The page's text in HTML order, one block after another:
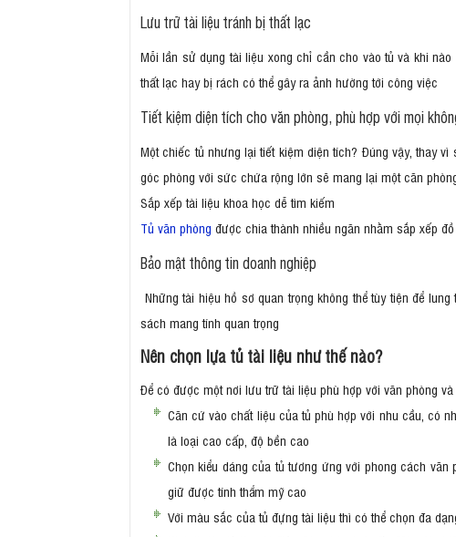
Lưu trữ tài liệu tránh bị thất lạc
Mỗi lần sử dụng tài liệu xong chỉ cần cho vào tủ và khi
thất lạc hay bị rách có thể gây ra ảnh hường tới công việc
Tiết kiệm diện tích cho văn phòng, phù hợp với mọi
Một chiếc tủ nhưng lại tiết kiệm diện tích? Đúng vậy, thay
góc phòng với sức chứa rộng lớn sẽ mang lại một căn
Sắp xếp tài liệu khoa học dễ tìm kiếm
Tủ văn phòng được chia thành nhiều ngăn nhằm sắp xếp
Bảo mật thông tin doanh nghiệp
Những tài hiệu hồ sơ quan trọng không thể tùy tiện để
sách mang tính quan trọng
Nên chọn lựa tủ tài liệu như thế nào?
Để có được một nơi lưu trữ tài liệu phù hợp với văn phòng
Căn cứ vào chất liệu của tủ phù hợp với nhu cầu, có
là loại cao cấp, độ bền cao
Chọn kiểu dáng của tủ tương ứng với phong cách
giữ được tính thẩm mỹ cao
Với màu sắc của tủ đựng tài liệu thì có thể chọn đa